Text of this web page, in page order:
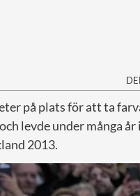
på plats för att ta
levde under många år
2013.